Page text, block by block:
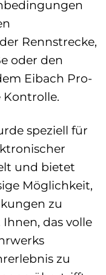
Rennstrecke,
oder den
Eibach Pro-
Kontrolle.
speziell für
und bietet
Möglichkeit,
zu
das volle
zu